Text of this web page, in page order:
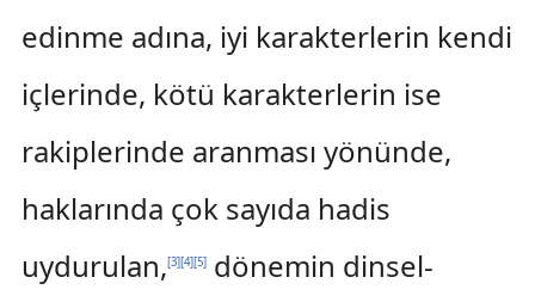
edinme adına, iyi karakterlerin kendi
içlerinde, kötü karakterlerin ise
rakiplerinde aranması yönünde,
haklarında çok sayıda hadis
uydurulan,[3][4][5]dönemin dinsel-